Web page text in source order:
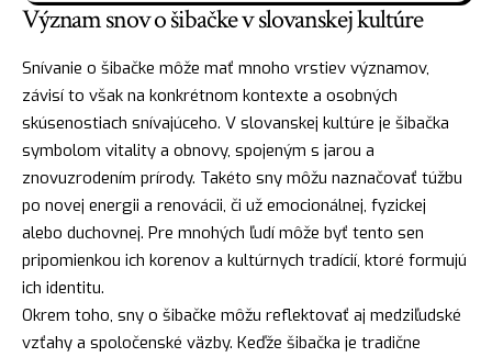
Význam snov o šibačke v slovanskej kultúre
Snívanie o šibačke môže mať mnoho vrstiev významov,
závisí to však na konkrétnom kontexte a osobných
skúsenostiach snívajúceho. V slovanskej kultúre je šibačka
symbolom vitality a obnovy, spojeným s jarou a
znovuzrodením prírody. Takéto sny môžu naznačovať túžbu
po novej energii a renovácii, či už emocionálnej, fyzickej
alebo duchovnej. Pre mnohých ľudí môže byť tento sen
pripomienkou ich korenov a kultúrnych tradícií, ktoré formujú
ich identitu.
Okrem toho, sny o šibačke môžu reflektovať aj medziľudské
vzťahy a spoločenské väzby. Keďže šibačka je tradične